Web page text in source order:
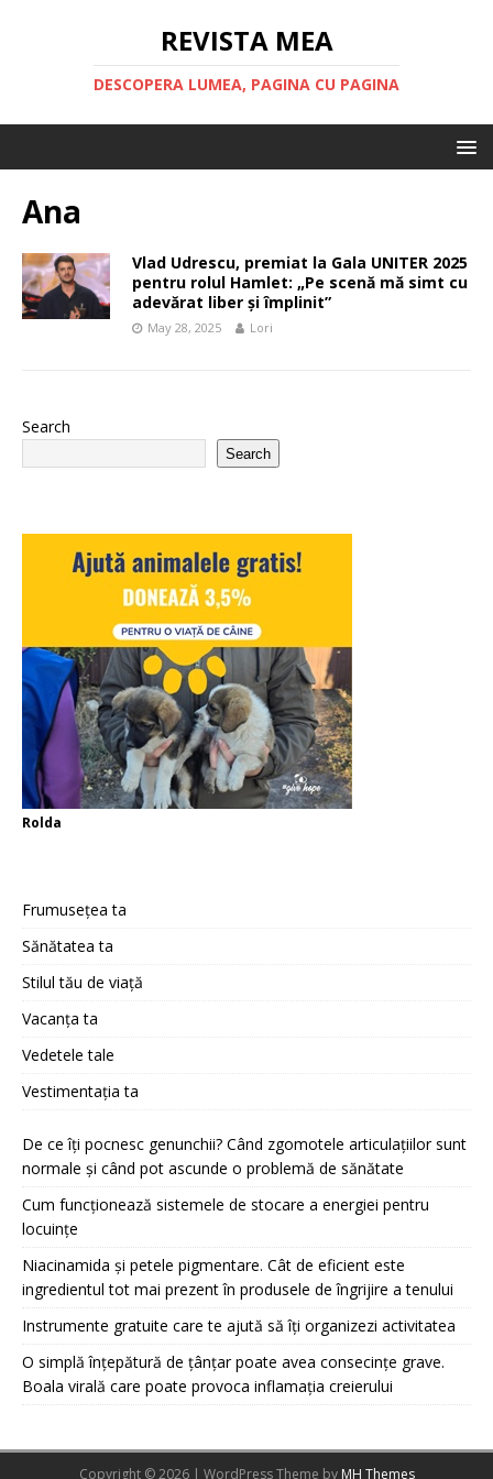
REVISTA MEA
DESCOPERA LUMEA, PAGINA CU PAGINA
Ana
Vlad Udrescu, premiat la Gala UNITER 2025
pentru rolul Hamlet: „Pe scenă mă simt cu
adevărat liber și împlinit”
May 28, 2025 Lori
Search
Search
Rolda
Frumusețea ta
Sănătatea ta
Stilul tău de viață
Vacanța ta
Vedetele tale
Vestimentația ta
De ce îți pocnesc genunchii? Când zgomotele articulațiilor sunt
normale și când pot ascunde o problemă de sănătate
Cum funcționează sistemele de stocare a energiei pentru
locuințe
Niacinamida și petele pigmentare. Cât de eficient este
ingredientul tot mai prezent în produsele de îngrijire a tenului
Instrumente gratuite care te ajută să îți organizezi activitatea
O simplă înțepătură de țânțar poate avea consecințe grave.
Boala virală care poate provoca inflamația creierului
Copyright © 2026 | WordPress Theme by MH Themes